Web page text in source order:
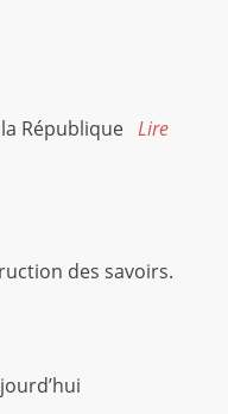
République Lire
des savoirs.